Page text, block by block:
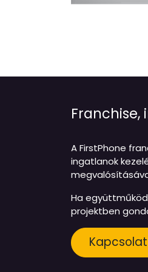
A FirstPhone
ingatlanok
Ha
projektben